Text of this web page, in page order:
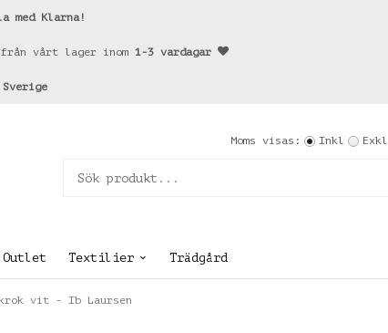
med Klarna!
vårt lager inom 1-3 vardagar
Moms visas: Inkl Exkl
Outlet Textilier Trädgård
vit - Ib Laursen